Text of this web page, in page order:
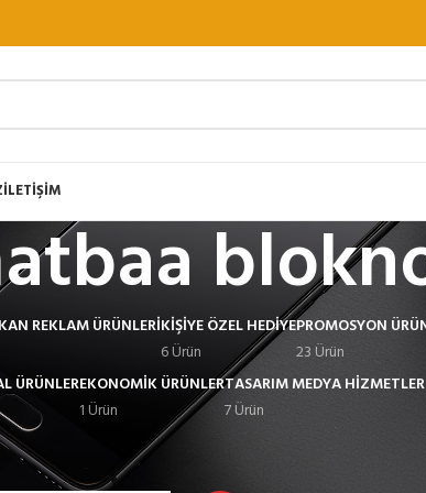
İLETİŞİM
REKLAM ÜRÜNLERIKIŞIYE ÖZEL HEDIYE
6 Ürün
PROMOSYON
23 Ürün
ÜRÜNLEREKONOMIK ÜRÜNLER
1 Ürün
TASARIM MEDYA HIZMETLER
7 Ürün